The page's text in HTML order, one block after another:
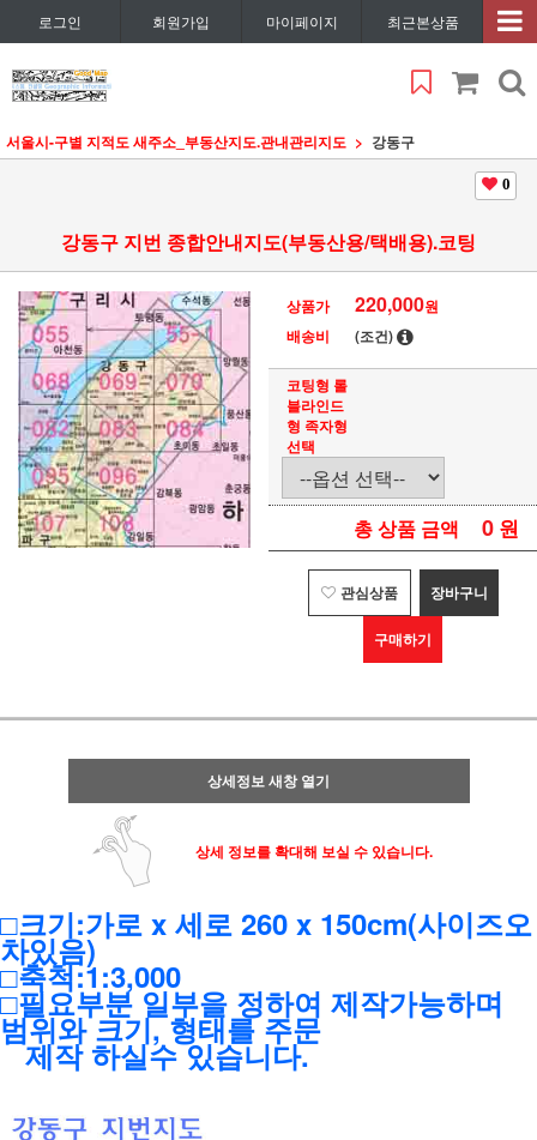
로그인 회원가입 마이페이지 최근본상품
서울시-구별 지적도 새주소_부동산지도.관내관리지도 강동구
0
강동구 지번 종합안내지도(부동산용/택배용).코팅
상품가 220,000원
배송비
(조건)
코팅형 롤
블라인드
형 족자형
선택
총 상품 금액 0 원
관심상품 장바구니
구매하기
상세정보 새창 열기
상세 정보를 확대해 보실 수 있습니다.
□크기:가로 x 세로 260 x 150cm(사이즈오
차있음)
□축척:1:3,000
□필요부분 일부을 정하여 제작가능하며
범위와 크기, 형태를 주문
제작 하실수 있습니다.